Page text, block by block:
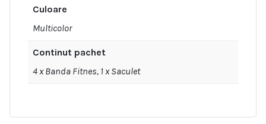
Culoare
Multicolor
Continut pachet
4 x Banda Fitnes, 1 x Saculet